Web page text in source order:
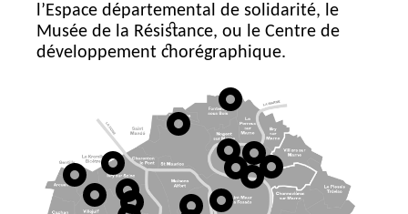
l’Espace départemental de solidarité, le
Musée de la Résistance, ou le Centre de
développement chorégraphique.